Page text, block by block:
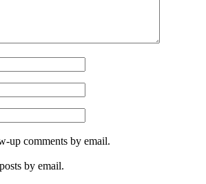
up comments by email.
by email.